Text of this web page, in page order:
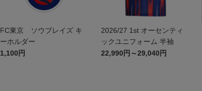
FC東京 ソウブレイズ キ
ーホルダー
1,100円
2026/27 1st オーセンティ
ックユニフォーム 半袖
22,990円～29,040円